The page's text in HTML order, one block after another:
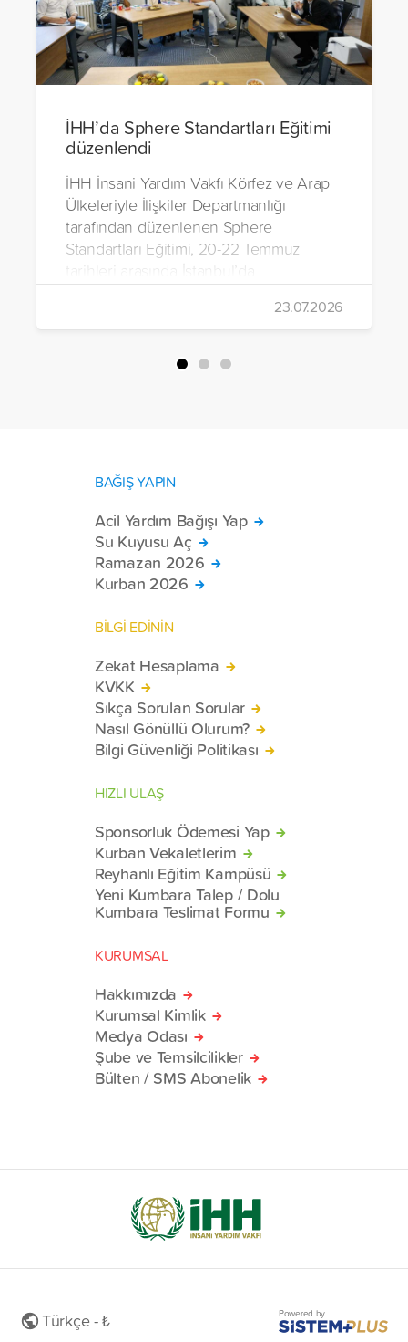
İHH’da Sphere Standartları Eğitimi
düzenlendi
İHH İnsani Yardım Vakfı Körfez ve Arap
Ülkeleriyle İlişkiler Departmanlığı
tarafından düzenlenen Sphere
Standartları Eğitimi, 20-22 Temmuz
gerçekleştirildi.
23.07.2026
BAĞIŞ YAPIN
Acil Yardım Bağışı Yap
Su Kuyusu Aç
Ramazan 2026
Kurban 2026
BİLGİ EDİNİN
Zekat Hesaplama
KVKK
Sıkça Sorulan Sorular
Nasıl Gönüllü Olurum?
Bilgi Güvenliği Politikası
HIZLI ULAŞ
Sponsorluk Ödemesi Yap
Kurban Vekaletlerim
Reyhanlı Eğitim Kampüsü
Yeni Kumbara Talep / Dolu
Kumbara Teslimat Formu
KURUMSAL
Hakkımızda
Kurumsal Kimlik
Medya Odası
Şube ve Temsilcilikler
Bülten / SMS Abonelik
Türkçe - ₺ Powered by